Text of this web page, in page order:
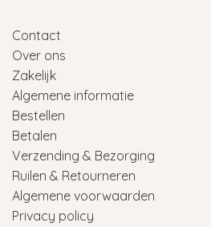
Contact
Over ons
Zakelijk
Algemene informatie
Bestellen
Betalen
Verzending & Bezorging
Ruilen & Retourneren
Algemene voorwaarden
Privacy policy